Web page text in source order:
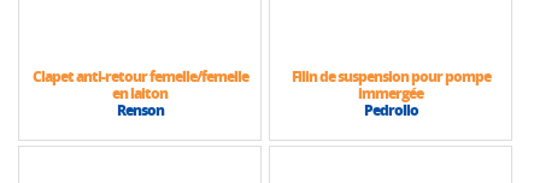
• Débit max : 7,5 m3/h
Clapet anti-retour femelle/femelle
en laiton
Renson
Filin de suspension pour pompe
immergée
Pedrollo